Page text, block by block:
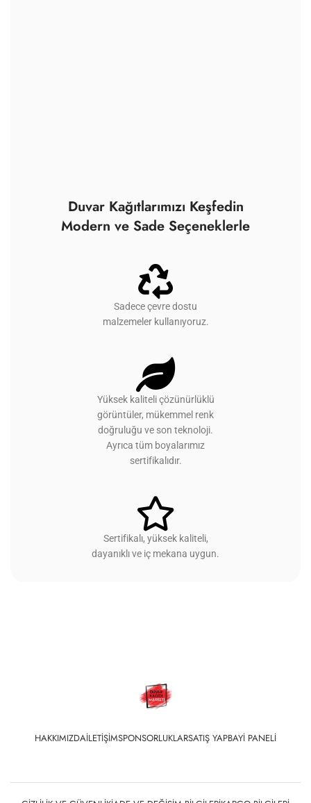
Duvar Kağıtlarımızı Keşfedin
Modern ve Sade Seçeneklerle
Sadece çevre dostu
malzemeler kullanıyoruz.
Yüksek kaliteli çözünürlüklü
görüntüler, mükemmel renk
doğruluğu ve son teknoloji.
Ayrıca tüm boyalarımız
sertifikalıdır.
Sertifikalı, yüksek kaliteli,
dayanıklı ve iç mekana uygun.
HAKKIMIZDAİLETIŞIMSPONSORLUKLARSATIŞ YAPBAYI PANELI